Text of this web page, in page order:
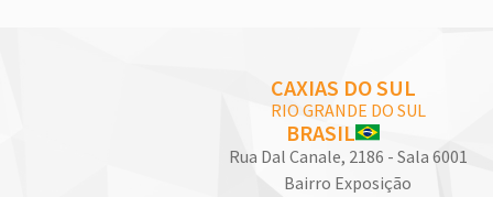
CAXIAS DO SUL
RIO GRANDE DO SUL
BRASIL
Rua Dal Canale, 2186 - Sala 6001
Bairro Exposição